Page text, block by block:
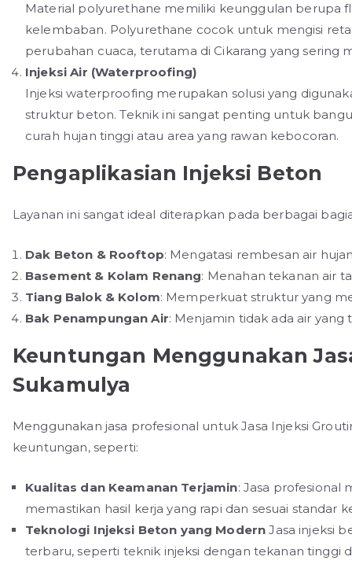
Material polyurethane memiliki keunggulan berupa
kelembaban. Polyurethane cocok untuk mengisi
perubahan cuaca, terutama di Cikarang yang sering
Injeksi Air (Waterproofing)
Injeksi waterproofing merupakan solusi yang
struktur beton. Teknik ini sangat penting untuk
curah hujan tinggi atau area yang rawan kebocoran.
Pengaplikasian Injeksi Beton
Layanan ini sangat ideal diterapkan pada berbagai
Dak Beton & Rooftop: Mengatasi rembesan air
Basement & Kolam Renang: Menahan tekanan air
Tiang Balok & Kolom: Memperkuat struktur yang
Bak Penampungan Air: Menjamin tidak ada air
Keuntungan Menggunakan
Sukamulya
Menggunakan jasa profesional untuk Jasa Injeksi
keuntungan, seperti:
Kualitas dan Keamanan Terjamin: Jasa profesional
memastikan hasil kerja yang rapi dan sesuai standar
Teknologi Injeksi Beton yang ModernJasa injeksi
terbaru, seperti teknik injeksi dengan tekanan tinggi